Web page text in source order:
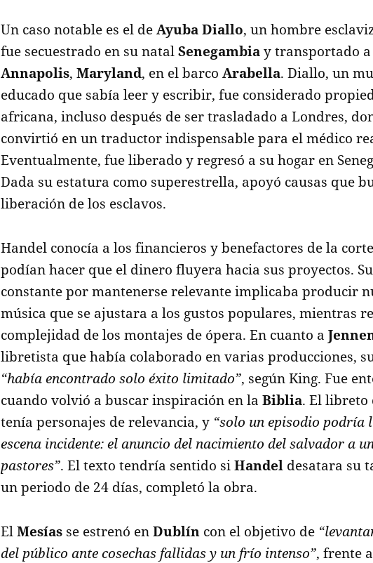
Un caso notable es el deAyuba Diallo, un hombre
fue secuestrado en su natalSenegambiay transportado a
Annapolis,Maryland, en el barcoArabella. Diallo, un
educado que sabía leer y escribir, fue considerado
africana, incluso después de ser trasladado a Londres,
convirtió en un traductor indispensable para el médico
Eventualmente, fue liberado y regresó a su hogar en
Dada su estatura como superestrella, apoyó causas que
liberación de los esclavos.
Handel conocía a los financieros y benefactores de la
podían hacer que el dinero fluyera hacia sus proyectos.
constante por mantenerse relevante implicaba producir
música que se ajustara a los gustos populares, mientras
complejidad de los montajes de ópera. En cuanto a
libretista que había colaborado en varias producciones,
“había encontrado solo éxito limitado”, según King. Fue
cuando volvió a buscar inspiración en laBiblia. El
tenía personajes de relevancia, y “solo un episodio podría
escena incidente: el anuncio del nacimiento del salvador a
pastores”. El texto tendría sentido siHandel desatara su
un periodo de 24 días, completó la obra.
ElMesías se estrenó enDublín con el objetivo de
del público ante cosechas fallidas y un frío intenso”, frente